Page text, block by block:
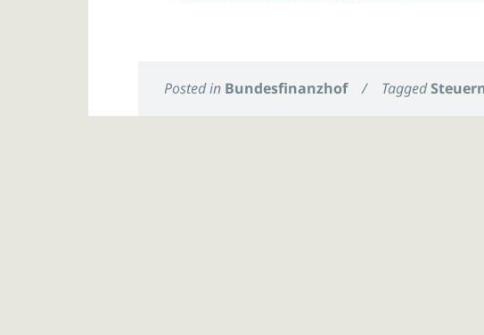
Posted in Bundesfinanzhof / Tagged